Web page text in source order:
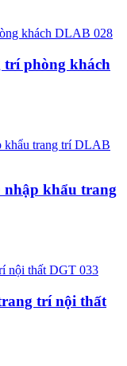
trí phòng khách
khẩu trang
trí nội thất